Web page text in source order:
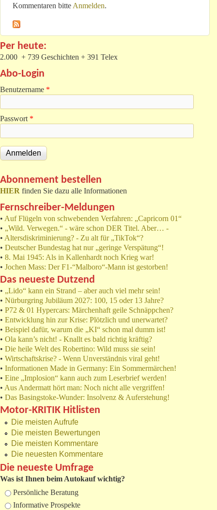
Kommentaren bitte Anmelden.
Per heute:
2.000 + 739 Geschichten + 391 Telex
Abo-Login
Benutzername *
Passwort *
Abonnement bestellen
HIER finden Sie dazu alle Informationen
Fernschreiber-Meldungen
• Auf Flügeln von schwebenden Verfahren: „Capricorn 01“
• „Wild. Verwegen.“ - wäre schon DER Titel. Aber… -
• Altersdiskriminierung? - Zu alt für „TikTok“?
• Deutscher Bundestag hat nur „geringe Verspätung“!
• 8. Mai 1945: Als in Kallenhardt noch Krieg war!
• Jochen Mass: Der F1-“Malboro“-Mann ist gestorben!
Das neueste Dutzend
• „Lido“ kann ein Strand – aber auch viel mehr sein!
• Nürburgring Jubiläum 2027: 100, 15 oder 13 Jahre?
• P72 & 01 Hypercars: Märchenhaft geile Schnäppchen?
• Entwicklung hin zur Krise: Plötzlich und unerwartet?
• Beispiel dafür, warum die „KI“ schon mal dumm ist!
• Ola kann’s nicht! - Knallt es bald richtig kräftig?
• Die heile Welt des Robertino: Wild muss sie sein!
• Wirtschaftskrise? - Wenn Unverständnis viral geht!
• Informationen Made in Germany: Ein Sommermärchen!
• Eine „Implosion“ kann auch zum Leserbrief werden!
• Aus Andermatt hört man: Noch nicht alle vergriffen!
• Das Basingstoke-Wunder: Insolvenz & Auferstehung!
Motor-KRITIK Hitlisten
Die meisten Aufrufe
Die meisten Bewertungen
Die meisten Kommentare
Die neuesten Kommentare
Die neueste Umfrage
Was ist Ihnen beim Autokauf wichtig?
Auswahlmöglichkeiten
Persönliche Beratung
Informative Prospekte